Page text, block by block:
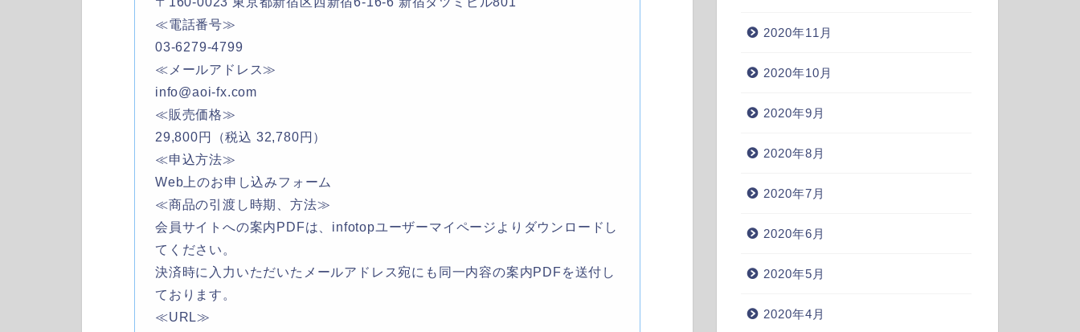
≪電話番号≫
03-6279-4799
≪メールアドレス≫
info@aoi-fx.com
≪販売価格≫
29,800円（税込 32,780円）
≪申込方法≫
Web上のお申し込みフォーム
≪商品の引渡し時期、方法≫
会員サイトへの案内PDFは、infotopユーザーマイページよりダウンロードし
てください。
決済時に入力いただいたメールアドレス宛にも同一内容の案内PDFを送付し
ております。
≪URL≫
2020年11月
2020年10月
2020年9月
2020年8月
2020年7月
2020年6月
2020年5月
2020年4月